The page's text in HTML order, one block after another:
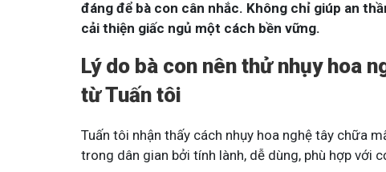
đáng để bà con cân nhắc. Không chỉ giúp an
cải thiện giấc ngủ một cách bền vững.
Lý do bà con nên thử nhụy hoa
từ Tuấn tôi
Tuấn tôi nhận thấy cách nhụy hoa nghệ tây chữa
trong dân gian bởi tính lành, dễ dùng, phù hợp với